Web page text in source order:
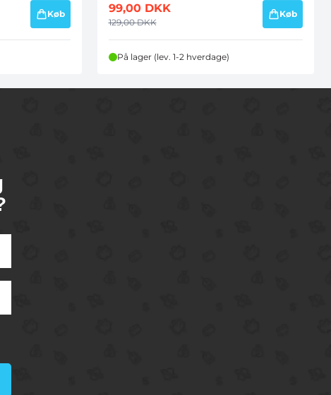
Køb 99,00 DKK
129,00DKK
Køb
På lager (lev. 1-2 hverdage)